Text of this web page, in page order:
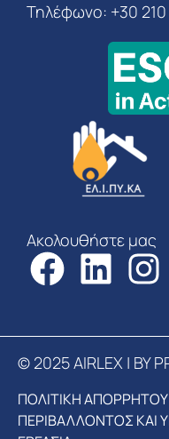
Τηλέφωνο: +30
Ακολουθήστε μας
© 2025 AIRLEX | BY
ΠΟΛΙΤΙΚΗ ΑΠΟΡΡΗΤΟΥ
ΠΕΡΙΒΑΛΛΟΝΤΟΣ ΚΑΙ